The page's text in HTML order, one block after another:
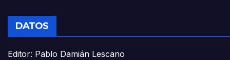
DATOS
Editor: Pablo Damián Lescano